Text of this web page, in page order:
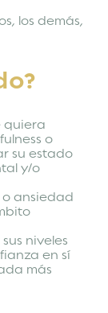
los demás,
quiera
o
su estado
y/o
o ansiedad
niveles
en sí
más